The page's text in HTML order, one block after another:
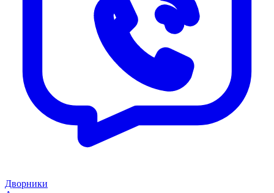
Дворники